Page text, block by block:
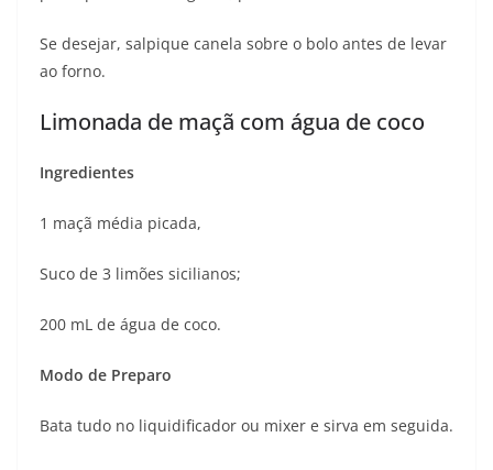
Se desejar, salpique canela sobre o bolo antes de levar
ao forno.
Limonada de maçã com água de coco
Ingredientes
1 maçã média picada,
Suco de 3 limões sicilianos;
200 mL de água de coco.
Modo de Preparo
Bata tudo no liquidificador ou mixer e sirva em seguida.